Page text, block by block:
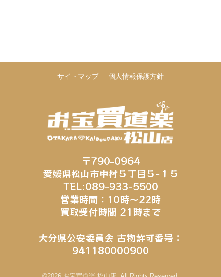
サイトマップ 個人情報保護方針
〒790-0964
愛媛県松山市中村５丁目５−１５
TEL:089-933-5500
営業時間：10時～22時
買取受付時間 21時まで
大分県公安委員会 古物許可番号：
941180000900